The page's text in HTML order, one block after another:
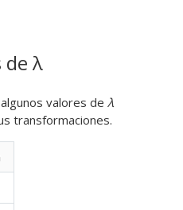
de λ
valores de λ
transformaciones.